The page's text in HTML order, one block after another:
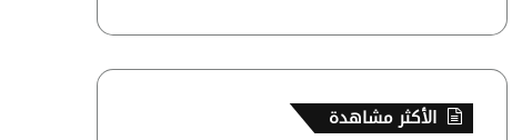
الأكثر مشاهدة